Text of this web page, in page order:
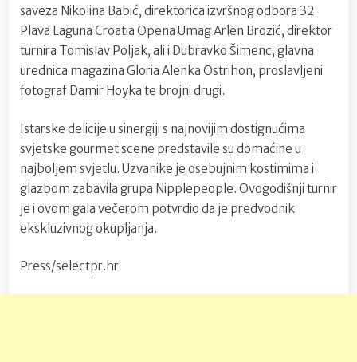
saveza Nikolina Babić, direktorica izvršnog odbora 32.
Plava Laguna Croatia Opena Umag Arlen Brozić, direktor
turnira Tomislav Poljak, ali i Dubravko Šimenc, glavna
urednica magazina Gloria Alenka Ostrihon, proslavljeni
fotograf Damir Hoyka te brojni drugi.
Istarske delicije u sinergiji s najnovijim dostignućima
svjetske gourmet scene predstavile su domaćine u
najboljem svjetlu. Uzvanike je osebujnim kostimima i
glazbom zabavila grupa Nipplepeople. Ovogodišnji turnir
je i ovom gala večerom potvrdio da je predvodnik
ekskluzivnog okupljanja.
Press/selectpr.hr